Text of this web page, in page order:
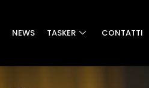
NEWS TASKER CONTATTI